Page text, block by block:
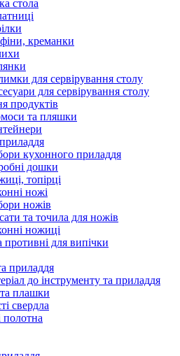
стола
креманки
для сервірування столу
для сервірування столу
продуктів
та пляшки
кухонного приладдя
дошки
топірці
ножі
ножів
та точила для ножів
ножиці
для випічки
приладдя
до інструменту та приладдя
плашки
свердла
полотна